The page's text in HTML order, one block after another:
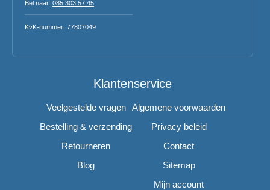
Bel naar: 085 303 57 45
KvK-nummer: 77807049
Klantenservice
Veelgestelde vragen
Bestelling & verzending
Retourneren
Blog
Algemene voorwaarden
Privacy beleid
Contact
Sitemap
Mijn account